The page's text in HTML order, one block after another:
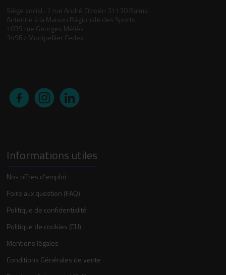
Siège social : 7 rue André Citroën 31130 Balma
Antenne à la Maison Régionale des Sports
1039 rue Georges Méliès
34967 Montpellier Cedex
Informations utiles
Nos offres d’emploi
Foire aux question (FAQ)
Politique de confidentialité
Politique de cookies (EU)
Mentions légales
Conditions Générales de vente